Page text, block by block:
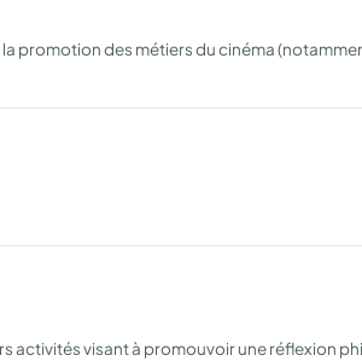
promotion des métiers du cinéma
activités visant à promouvoir une réflexion